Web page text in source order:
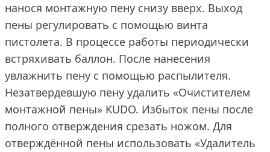
нанося монтажную пену снизу вверх. Выход
пены регулировать с помощью винта
пистолета. В процессе работы периодически
встряхивать баллон. После нанесения
увлажнить пену с помощью распылителя.
Незатвердевшую пену удалить «Очистителем
монтажной пены» KUDO. Избыток пены после
полного отверждения срезать ножом. Для
отверждённой пены использовать «Удалитель